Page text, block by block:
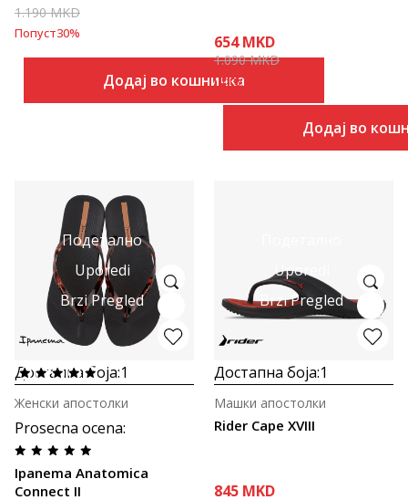
1.190MKD
Попуст30%
Додај во кошничка
654 MKD
1.090MKD
Попуст
Додај во
Подетално
Uporedi
Brzi Pregled
Достапна боја:1
Prosecna ocena:
Ipanema Anatomica
Connect II
Женски апостолки
Uporedi
Brzi Pregled
Достапна боја:1
Rider Cape XVIII
Машки апостолки
845 MKD